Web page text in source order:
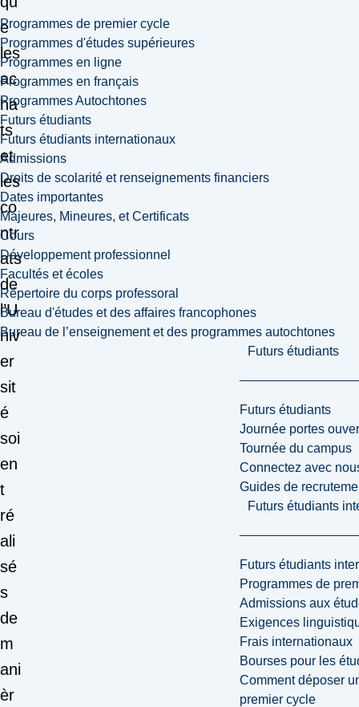
Programmes de premier cycle
Programmes d'études supérieures
Programmes en ligne
Programmes en français
Programmes Autochtones
Futurs étudiants
Futurs étudiants internationaux
Admissions
Droits de scolarité et renseignements financiers
Dates importantes
Majeures, Mineures, et Certificats
Cours
Développement professionnel
Facultés et écoles
Répertoire du corps professoral
Bureau d'études et des affaires francophones
Bureau de l’enseignement et des programmes autochtones
Futurs étudiants
Futurs étudiants
Journée portes
Tournée du campus
Connectez avec
Guides de
Futurs étudiants
Futurs étudiants
Programmes de
Admissions aux
Exigences
Frais internationaux
Bourses pour les
Comment déposer
premier cycle
e
les
ac
ha
ts
et
les
co
ntr
ats
de
l’U
niv
er
sit
é
soi
en
t
ré
ali
sé
s
de
m
ani
èr